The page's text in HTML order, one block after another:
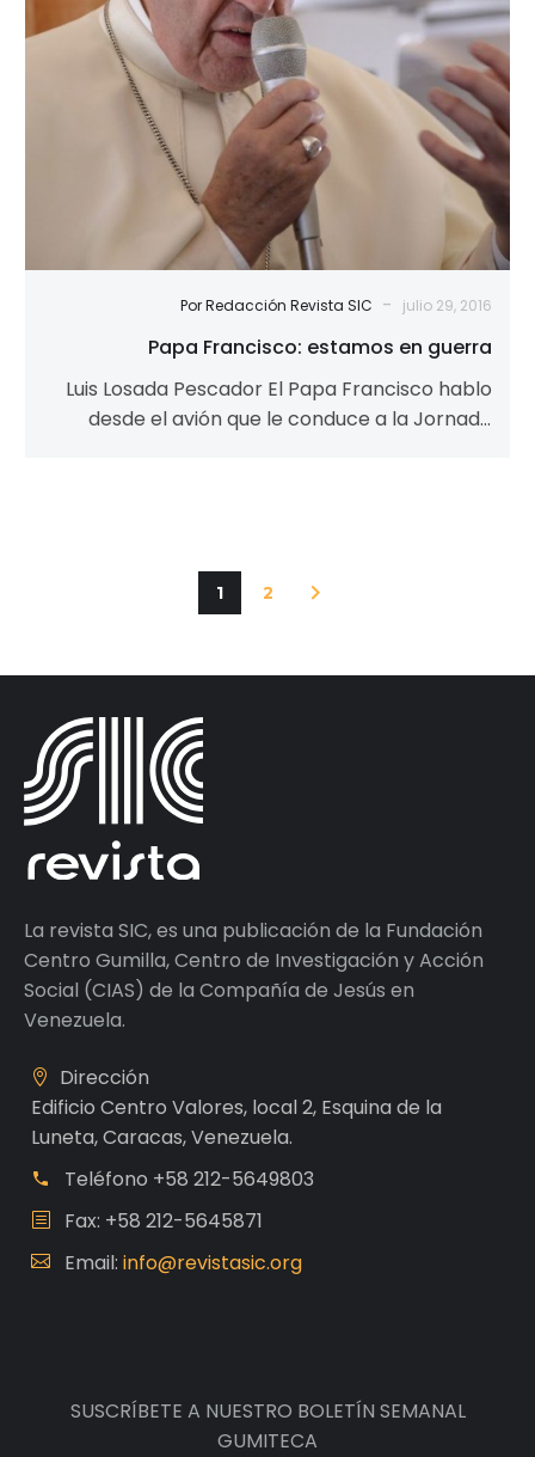
Por Redacción Revista SIC - julio 29, 2016
Papa Francisco: estamos en guerra
Luis Losada Pescador El Papa Francisco hablo
desde el avión que le conduce a la Jornada
1 2
La revista SIC, es una publicación de la Fundación
Centro Gumilla, Centro de Investigación y Acción
Social (CIAS) de la Compañía de Jesús en
Venezuela.
Dirección
Edificio Centro Valores, local 2, Esquina de la
Luneta, Caracas, Venezuela.
Teléfono +58 212-5649803
Fax: +58 212-5645871
Email: info@revistasic.org
SUSCRÍBETE A NUESTRO BOLETÍN SEMANAL
GUMITECA